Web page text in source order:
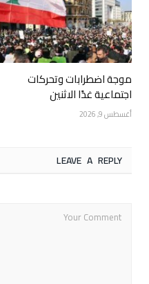
موجة اضطرابات وتحركات
اجتماعية غدًا الاثنين
أغسطس 9, 2026
LEAVE A REPLY